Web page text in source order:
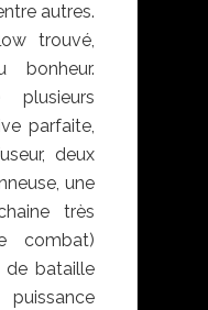
autres.
trouvé,
bonheur.
plusieurs
parfaite,
deux
une
très
combat)
de bataille